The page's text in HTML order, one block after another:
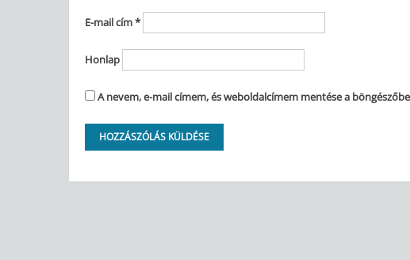
E-mail cím*
Honlap
A nevem, e-mail címem, és weboldalcímem mentése a